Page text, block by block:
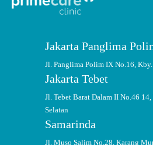
Jakarta Panglima
Jl. Panglima Polim IX No.16,
Jakarta Tebet
Jl. Tebet Barat Dalam II No.46
Selatan
Samarinda
Jl. Muso Salim No.28, Karang